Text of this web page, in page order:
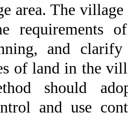
area. The
requirements
and
of land in the
should
and use